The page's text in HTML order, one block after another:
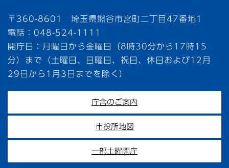
〒360-8601 埼玉県熊谷市宮町二丁目47番地1
電話：048-524-1111
開庁日：月曜日から金曜日（8時30分から17時15
分）まで（土曜日、日曜日、祝日、休日および12月
29日から1月3日までを除く）
庁舎のご案内
市役所地図
一部土曜開庁